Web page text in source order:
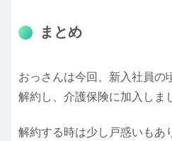
まとめ
おっさんは今回、新入社員の
解約し、介護保険に加入しま
解約する時は少し戸惑いもあ